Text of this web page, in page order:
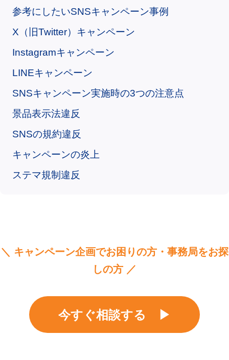
参考にしたいSNSキャンペーン事例
X（旧Twitter）キャンペーン
Instagramキャンペーン
LINEキャンペーン
SNSキャンペーン実施時の3つの注意点
景品表示法違反
SNSの規約違反
キャンペーンの炎上
ステマ規制違反
＼ キャンペーン企画でお困りの方・事務局をお探
しの方 ／
今すぐ相談する ▶